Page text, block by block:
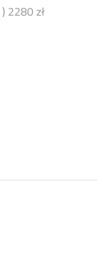
)2280zł